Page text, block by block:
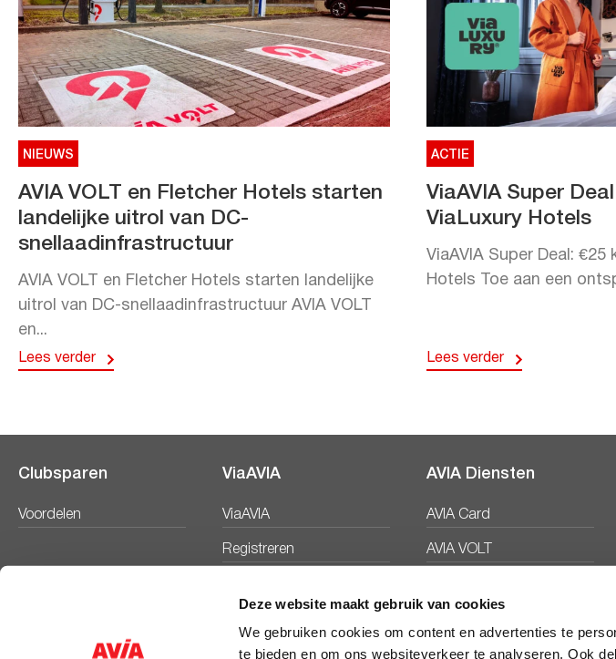
Deze website maakt gebruik van cookies
We gebruiken cookies om content en advertenties te
te bieden en om ons websiteverkeer te analyseren. Ook
NIEUWS
AVIA VOLT en Fletcher Hotels starten
landelijke uitrol van DC-
snellaadinfrastructuur
AVIA VOLT en Fletcher Hotels starten landelijke
uitrol van DC-snellaadinfrastructuur AVIA VOLT
en...
Lees verder
ACTIE
ViaAVIA Super
ViaLuxury Hotels
ViaAVIA Super Deal:
Hotels Toe aan een
Lees verder
Clubsparen
Voordelen
ViaAVIA
ViaAVIA
Registreren
AVIA Diensten
AVIA Card
AVIA VOLT